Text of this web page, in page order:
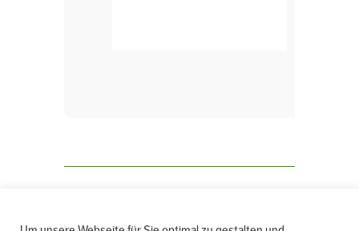
← ALLE VERANSTALTUNGEN